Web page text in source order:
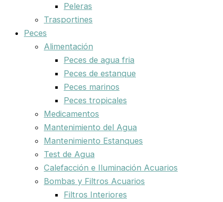
Peleras
Trasportines
Peces
Alimentación
Peces de agua fria
Peces de estanque
Peces marinos
Peces tropicales
Medicamentos
Mantenimiento del Agua
Mantenimiento Estanques
Test de Agua
Calefacción e Iluminación Acuarios
Bombas y Filtros Acuarios
Filtros Interiores